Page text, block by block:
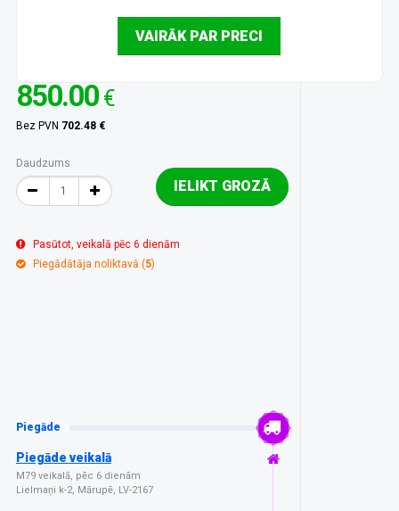
VAIRĀK PAR PRECI
850.00 €
Bez PVN 702.48 €
Daudzums
IELIKT GROZĀ
Pasūtot, veikalā pēc 6 dienām
Piegādātāja noliktavā (5)
Piegāde
Piegāde veikalā
M79 veikalā, pēc 6 dienām
Lielmaņi k-2, Mārupē, LV-2167